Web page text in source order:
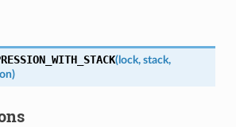
(lock, stack,
)